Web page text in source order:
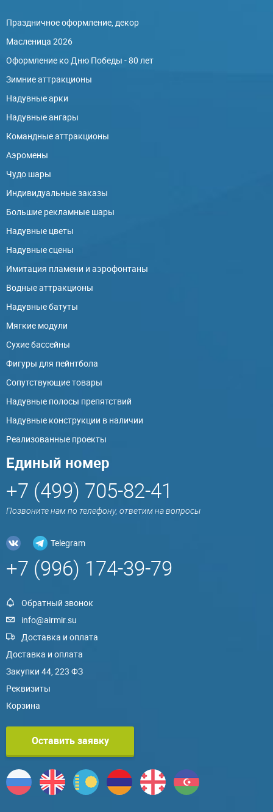
Праздничное оформление, декор
Масленица 2026
Оформление ко Дню Победы - 80 лет
Зимние аттракционы
Надувные арки
Надувные ангары
Командные аттракционы
Аэромены
Чудо шары
Индивидуальные заказы
Большие рекламные шары
Надувные цветы
Надувные сцены
Имитация пламени и аэрофонтаны
Водные аттракционы
Надувные батуты
Мягкие модули
Сухие бассейны
Фигуры для пейнтбола
Сопутствующие товары
Надувные полосы препятствий
Надувные конструкции в наличии
Реализованные проекты
Единый номер
+7 (499) 705-82-41
Позвоните нам по телефону, ответим на вопросы
Telegram
+7 (996) 174-39-79
Обратный звонок
info@airmir.su
Доставка и оплата
Доставка и оплата
Закупки 44, 223 ФЗ
Реквизиты
Корзина
Оставить заявку